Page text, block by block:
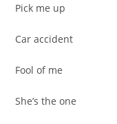
Pick me up
Car accident
Fool of me
She’s the one